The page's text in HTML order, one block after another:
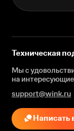
Техническая
Мы с
на интересующие
support@wink.ru
Написать